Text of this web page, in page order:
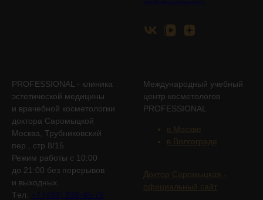
конфиденциальности
PROFESSIONAL - клиника
эстетической медицины
и врачебной косметологии
доктора Саромыцкой
Москва, Трубниковский
пер., стр 8/15
Режим работы с 10:00
до 21:00 без перерывов
и выходных.
Tел. +7 (499) 938-45-75
Международный учебный
центр косметологов
PROFESSIONAL
в Москве
в Волгограде
Доктор Саромыцкая -
официальный сайт